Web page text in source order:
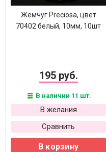
Жемчуг Preciosa, цвет
70402 белый, 10мм, 10шт
195 руб.
В наличии 11 шт.
В желания
Сравнить
В корзину